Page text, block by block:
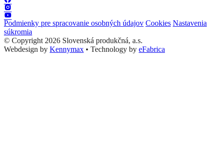
Podmienky pre spracovanie osobných údajov Cookies Nastavenia
súkromia
© Copyright 2026 Slovenská produkčná, a.s.
Webdesign by Kennymax • Technology by eFabrica